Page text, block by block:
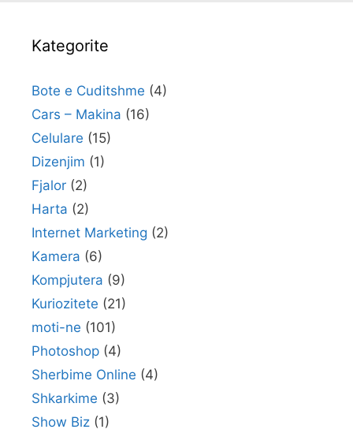
Kategorite
Bote e Cuditshme (4)
Cars – Makina (16)
Celulare (15)
Dizenjim (1)
Fjalor (2)
Harta (2)
Internet Marketing (2)
Kamera (6)
Kompjutera (9)
Kuriozitete (21)
moti-ne (101)
Photoshop (4)
Sherbime Online (4)
Shkarkime (3)
Show Biz (1)